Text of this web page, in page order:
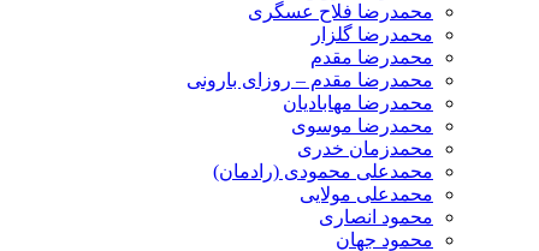
محمدرضا فلاح عسگری
محمدرضا گلزار
محمدرضا مقدم
محمدرضا مقدم – روزای بارونی
محمدرضا مهابادیان
محمدرضا موسوی
محمدزمان خدری
محمدعلی محمودی (رادمان)
محمدعلی مولایی
محمود انصاری
محمود جهان